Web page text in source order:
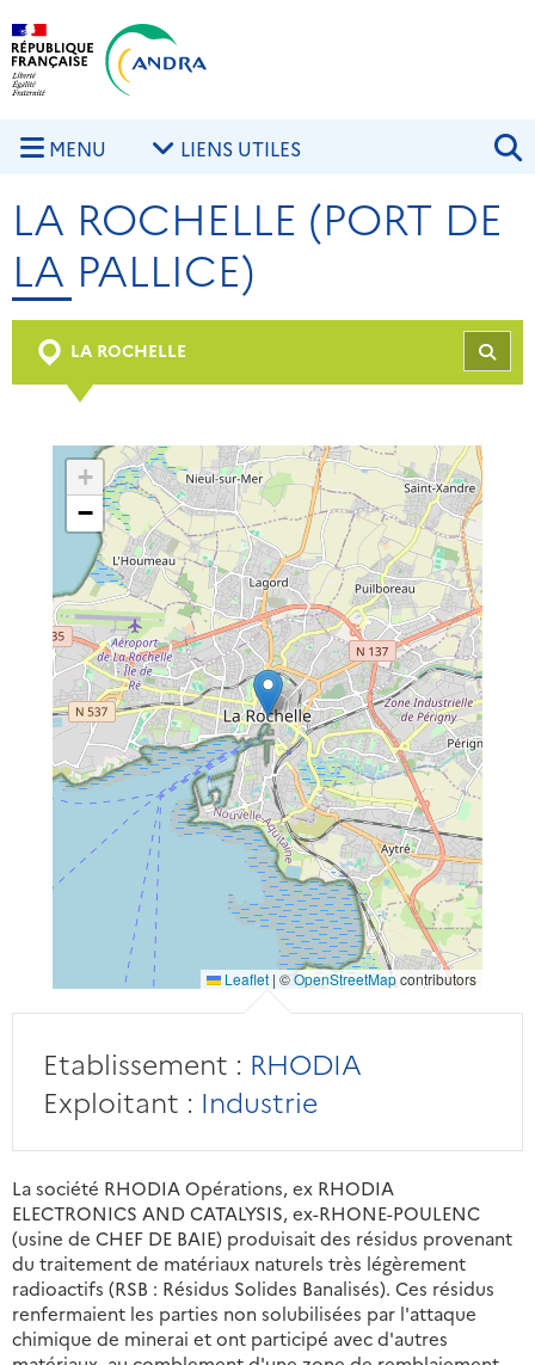
Aller au contenu principal
MENU LIENS UTILES
LA ROCHELLE (PORT DE
LA PALLICE)
LA ROCHELLE
+
−
Leaflet | ©OpenStreetMapcontributors
Etablissement : RHODIA
Exploitant : Industrie
La société RHODIA Opérations, ex RHODIA
ELECTRONICS AND CATALYSIS, ex-RHONE-POULENC
(usine de CHEF DE BAIE) produisait des résidus provenant
du traitement de matériaux naturels très légèrement
radioactifs (RSB : Résidus Solides Banalisés). Ces résidus
renfermaient les parties non solubilisées par l'attaque
chimique de minerai et ont participé avec d'autres